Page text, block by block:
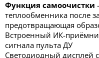
Функция самоочистки
теплообменника после
предотвращающая
Встроенный ИК-
сигнала пульта ДУ
Светодиодный дисплей